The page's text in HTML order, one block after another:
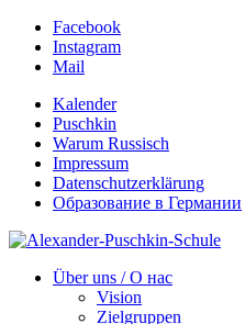
Facebook
Instagram
Mail
Kalender
Puschkin
Warum Russisch
Impressum
Datenschutzerklärung
Образование в Германии
Über uns / О нас
Vision
Zielgruppen